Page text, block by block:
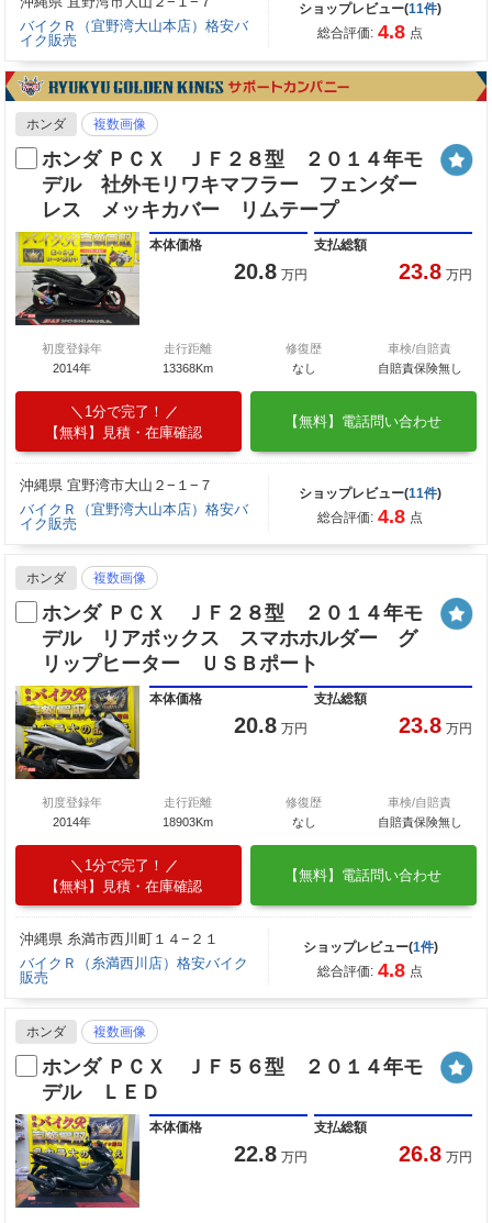
バイクＲ（宜野湾大山本店）格安バ
イク販売
ショップレビュー(11件)
総合評価: 4.8 点
ホンダ 複数画像
ホンダ ＰＣＸ ＪＦ２８型 ２０１４年モ
デル 社外モリワキマフラー フェンダー
レス メッキカバー リムテープ
本体価格
20.8 万円
支払総額
23.8 万円
初度登録年
2014年
走行距離
13368Km
修復歴
なし
車検/自賠責
自賠責保険無し
1分で完了！
【無料】見積・在庫確認
【無料】電話問い合わせ
沖縄県 宜野湾市大山２−１−７
バイクＲ（宜野湾大山本店）格安バ
イク販売
ショップレビュー(11件)
総合評価: 4.8 点
ホンダ 複数画像
ホンダ ＰＣＸ ＪＦ２８型 ２０１４年モ
デル リアボックス スマホホルダー グ
リップヒーター ＵＳＢポート
本体価格
20.8 万円
支払総額
23.8 万円
初度登録年
2014年
走行距離
18903Km
修復歴
なし
車検/自賠責
自賠責保険無し
1分で完了！
【無料】見積・在庫確認
【無料】電話問い合わせ
沖縄県 糸満市西川町１４−２１
バイクＲ（糸満西川店）格安バイク
販売
ショップレビュー(1件)
総合評価: 4.8 点
ホンダ 複数画像
ホンダ ＰＣＸ ＪＦ５６型 ２０１４年モ
デル ＬＥＤ
本体価格
22.8 万円
支払総額
26.8 万円